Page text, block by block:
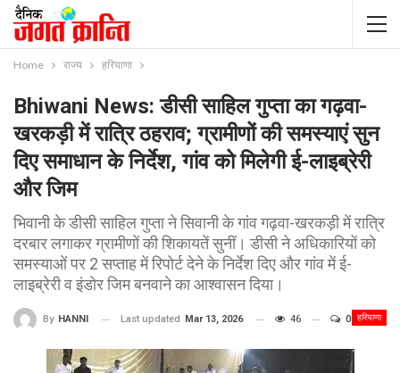
Home राज्य हरियाणा
Bhiwani News: डीसी साहिल गुप्ता का गढ़वा-
खरकड़ी में रात्रि ठहराव; ग्रामीणों की समस्याएं सुन
दिए समाधान के निर्देश, गांव को मिलेगी ई-लाइब्रेरी
और जिम
भिवानी के डीसी साहिल गुप्ता ने सिवानी के गांव गढ़वा-खरकड़ी में रात्रि
दरबार लगाकर ग्रामीणों की शिकायतें सुनीं। डीसी ने अधिकारियों को
समस्याओं पर 2 सप्ताह में रिपोर्ट देने के निर्देश दिए और गांव में ई-
लाइब्रेरी व इंडोर जिम बनवाने का आश्वासन दिया।
हरियाणा
By HANNI Last updated Mar 13, 2026 46 0